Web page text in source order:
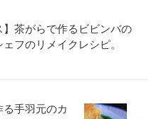
】茶がらで作るビビンバの
フのリメイクレシピ。
る手羽元のカ